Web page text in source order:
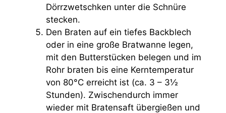
Dörrzwetschken unter die Schnüre
stecken.
Den Braten auf ein tiefes Backblech
oder in eine große Bratwanne legen,
mit den Butterstücken belegen und im
Rohr braten bis eine Kerntemperatur
von 80°C erreicht ist (ca. 3 – 3½
Stunden). Zwischendurch immer
wieder mit Bratensaft übergießen und